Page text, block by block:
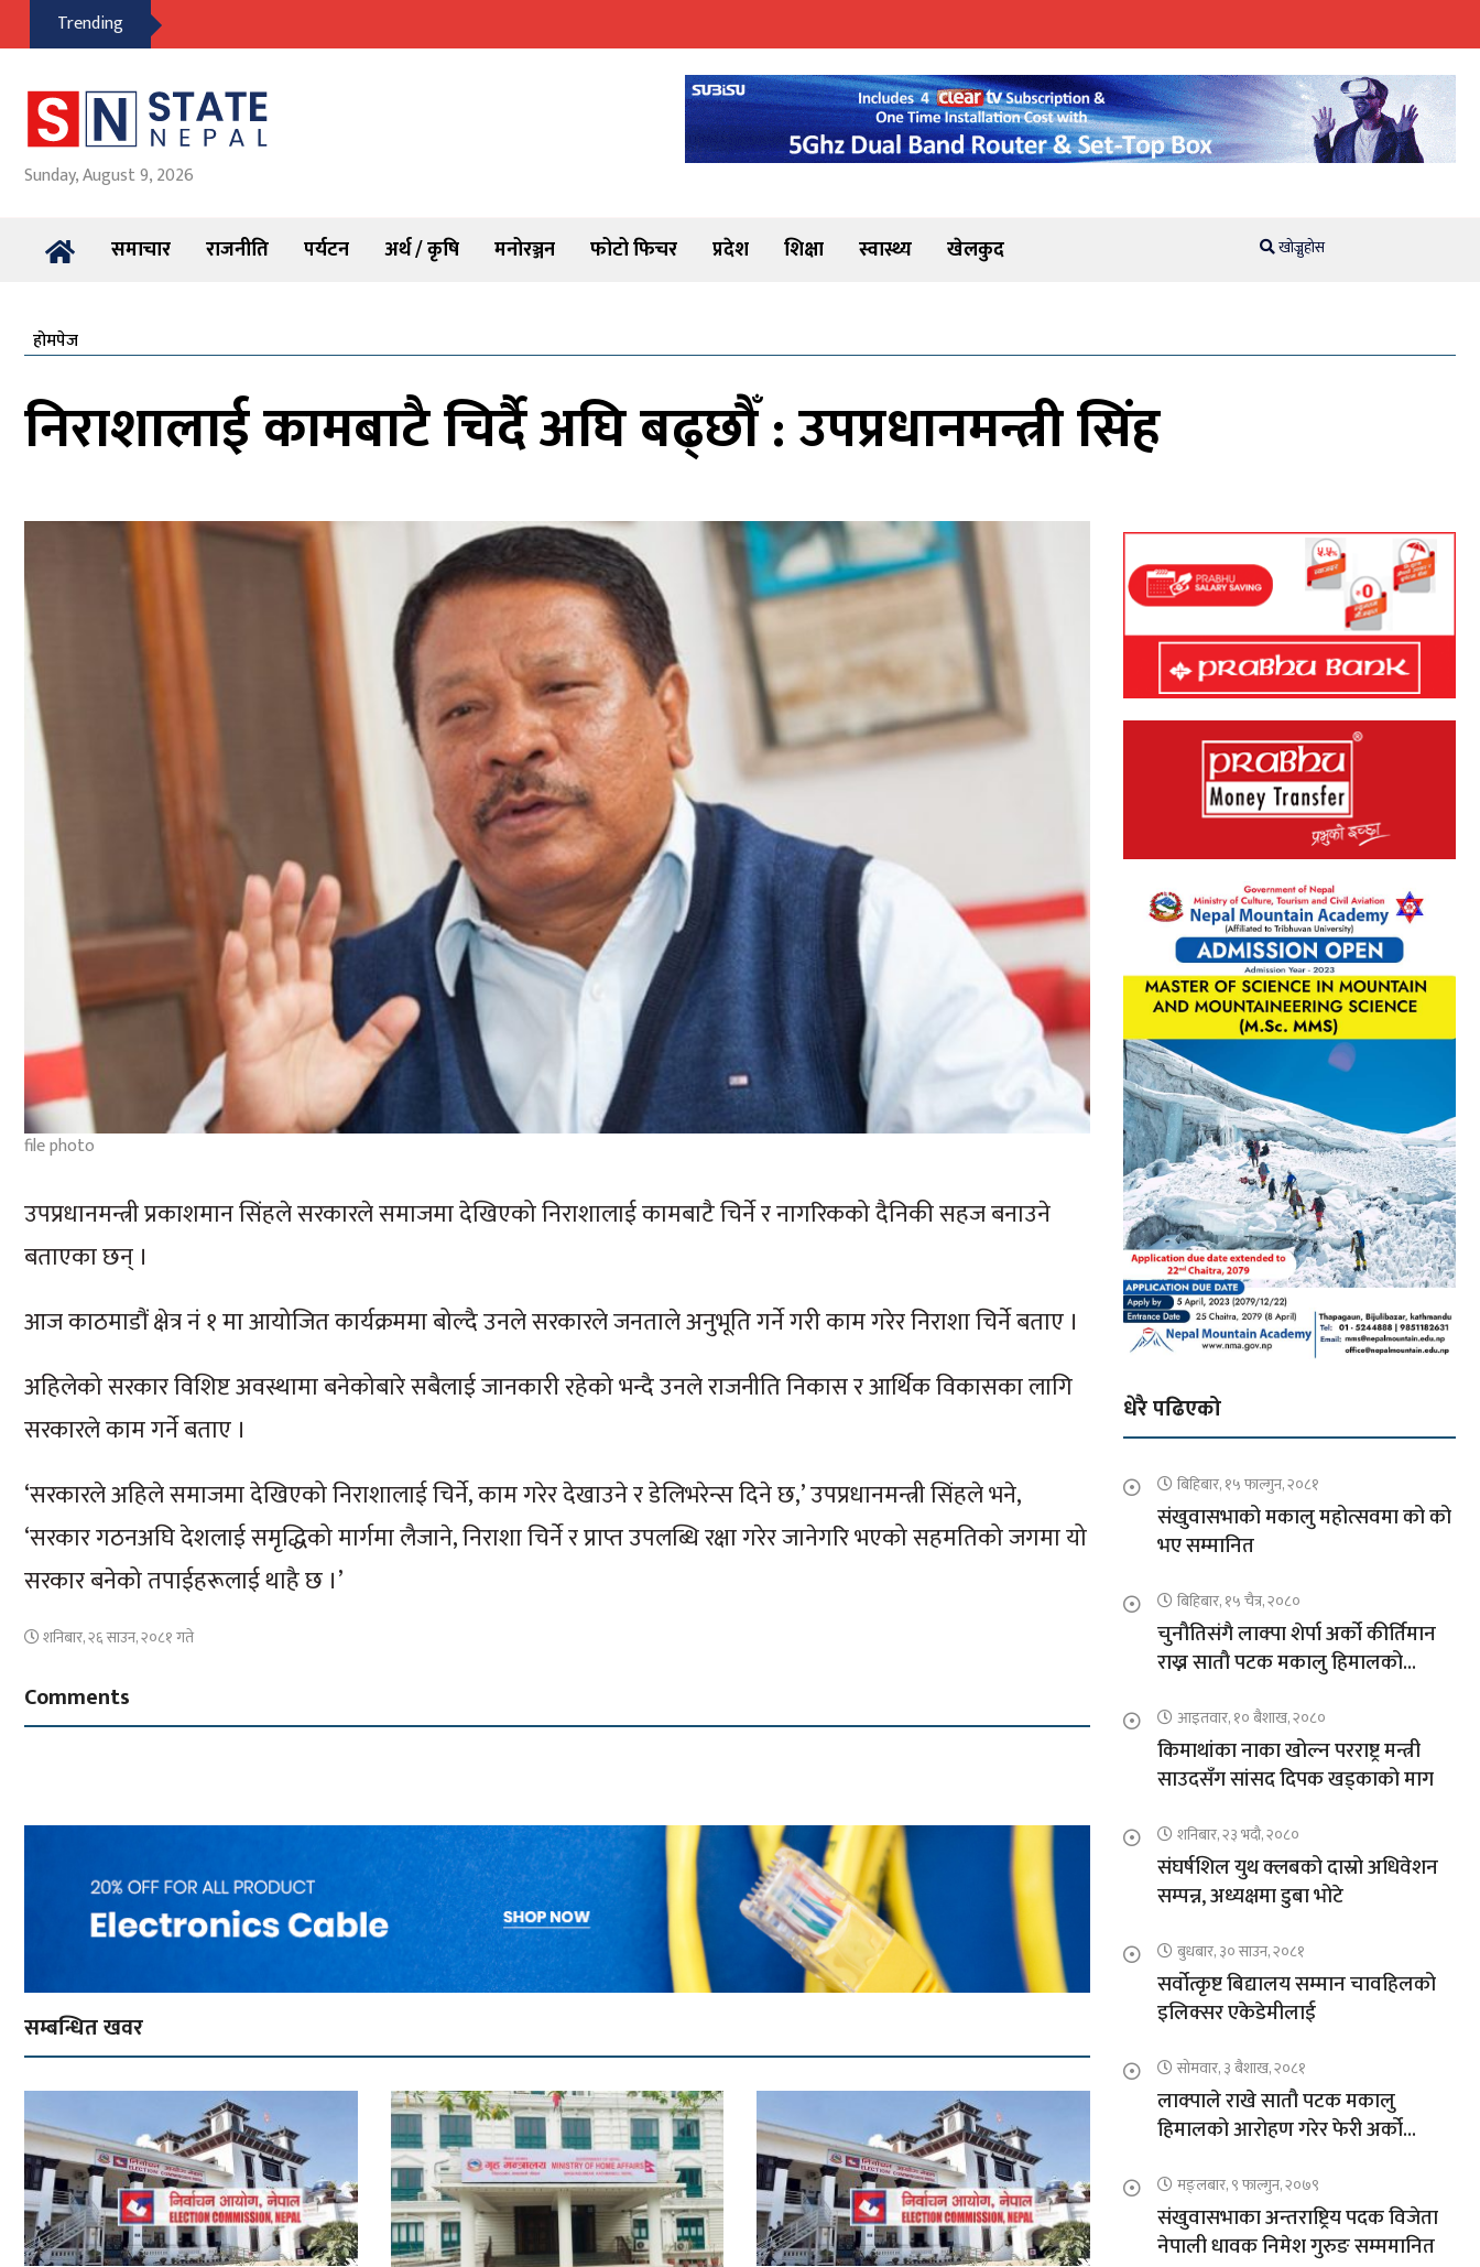
Trending
Sunday, August 9, 2026
समाचार राजनीति पर्यटन अर्थ / कृषि मनोरञ्जन फोटो फिचर प्रदेश शिक्षा स्वास्थ्य खेलकुद खोज्नुहोस
होमपेज
निराशालाई कामबाटै चिर्दै अघि बढ्छौँ : उपप्रधानमन्त्री सिंह
file photo
उपप्रधानमन्त्री प्रकाशमान सिंहले सरकारले समाजमा देखिएको निराशालाई कामबाटै चिर्ने र नागरिकको दैनिकी सहज बनाउने
बताएका छन् ।
आज काठमाडौं क्षेत्र नं १ मा आयोजित कार्यक्रममा बोल्दै उनले सरकारले जनताले अनुभूति गर्ने गरी काम गरेर निराशा चिर्ने बताए ।
अहिलेको सरकार विशिष्ट अवस्थामा बनेकोबारे सबैलाई जानकारी रहेको भन्दै उनले राजनीति निकास र आर्थिक विकासका लागि
सरकारले काम गर्ने बताए ।
‘सरकारले अहिले समाजमा देखिएको निराशालाई चिर्ने, काम गरेर देखाउने र डेलिभरेन्स दिने छ,’ उपप्रधानमन्त्री सिंहले भने,
‘सरकार गठनअघि देशलाई समृद्धिको मार्गमा लैजाने, निराशा चिर्ने र प्राप्त उपलब्धि रक्षा गरेर जानेगरि भएको सहमतिको जगमा यो
सरकार बनेको तपाईहरूलाई थाहै छ ।’
शनिबार, २६ साउन, २०८१ गते
Comments
सम्बन्धित खवर
धेरै पढिएको
बिहिबार, १५ फाल्गुन, २०८१
संखुवासभाको मकालु महोत्सवमा को को
भए सम्मानित
बिहिबार, १५ चैत्र, २०८०
चुनौतिसंगै लाक्पा शेर्पा अर्को कीर्तिमान
राख्न सातौ पटक मकालु हिमालको
आइतवार, १० बैशाख, २०८०
किमाथांका नाका खोल्न परराष्ट्र मन्त्री
साउदसँग सांसद दिपक खड्काको माग
शनिबार, २३ भदौ, २०८०
संघर्षशिल युथ क्लबको दास्रो अधिवेशन
सम्पन्न, अध्यक्षमा डुबा भोटे
बुधबार, ३० साउन, २०८१
सर्वोत्कृष्ट बिद्यालय सम्मान चावहिलको
इलिक्सर एकेडेमीलाई
सोमवार, ३ बैशाख, २०८१
लाक्पाले राखे सातौ पटक मकालु
हिमालको आरोहण गरेर फेरी अर्को
मङ्लबार, ९ फाल्गुन, २०७९
संखुवासभाका अन्तराष्ट्रिय पदक विजेता
नेपाली धावक निमेश गुरुङ सम्ममानित